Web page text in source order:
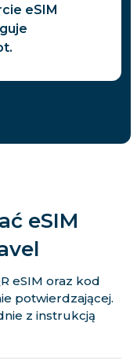
eSIM
eSIM
eSIM oraz kod
potwierdzającej.
z instrukcją